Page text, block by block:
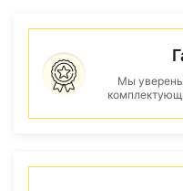
Мы уверены